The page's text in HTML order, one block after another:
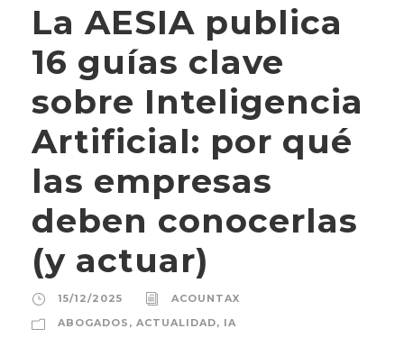
La AESIA publica
16 guías clave
sobre Inteligencia
Artificial: por qué
las empresas
deben conocerlas
(y actuar)
15/12/2025
ACOUNTAX
ABOGADOS , ACTUALIDAD, IA